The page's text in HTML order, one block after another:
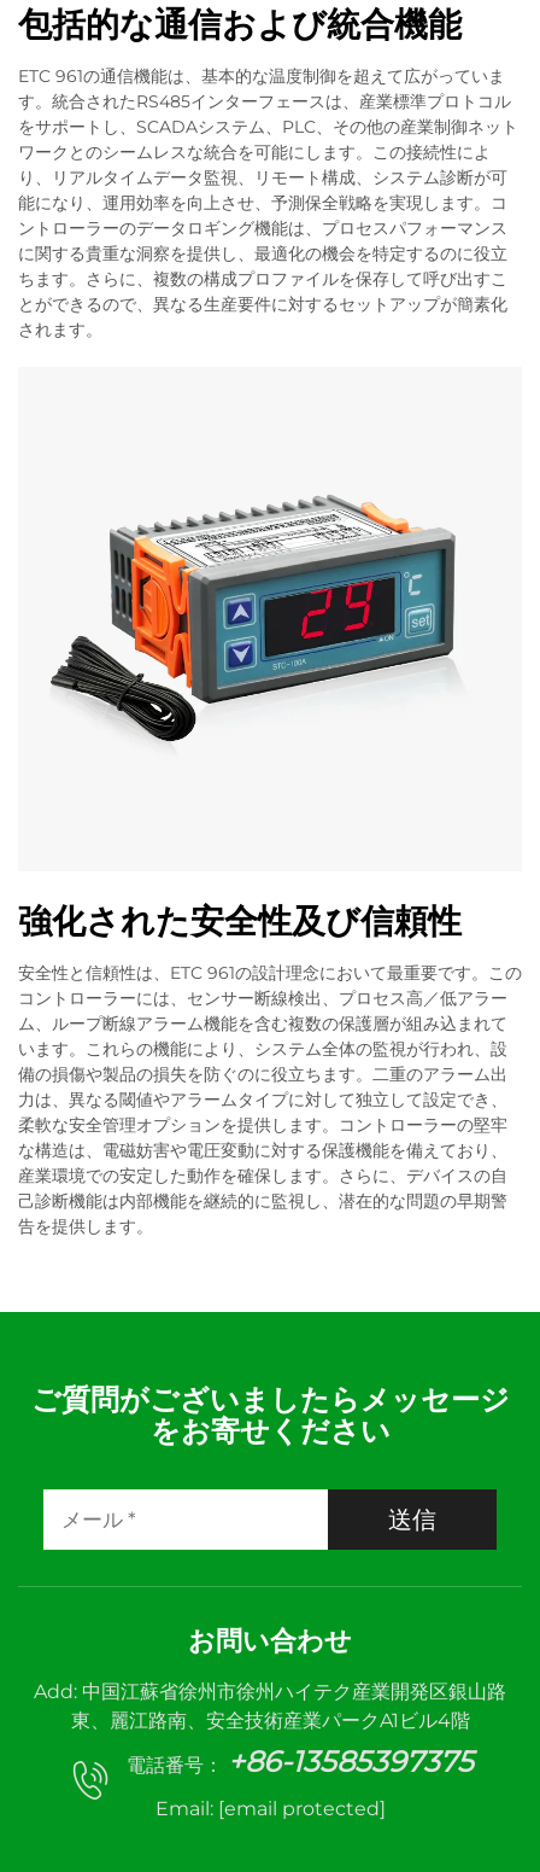
包括的な通信および統合機能
ETC 961の通信機能は、基本的な温度制御を超えて広がっていま
す。統合されたRS485インターフェースは、産業標準プロトコル
をサポートし、SCADAシステム、PLC、その他の産業制御ネット
ワークとのシームレスな統合を可能にします。この接続性によ
り、リアルタイムデータ監視、リモート構成、システム診断が可
能になり、運用効率を向上させ、予測保全戦略を実現します。コ
ントローラーのデータロギング機能は、プロセスパフォーマンス
に関する貴重な洞察を提供し、最適化の機会を特定するのに役立
ちます。さらに、複数の構成プロファイルを保存して呼び出すこ
とができるので、異なる生産要件に対するセットアップが簡素化
されます。
強化された安全性及び信頼性
安全性と信頼性は、ETC 961の設計理念において最重要です。この
コントローラーには、センサー断線検出、プロセス高／低アラー
ム、ループ断線アラーム機能を含む複数の保護層が組み込まれて
います。これらの機能により、システム全体の監視が行われ、設
備の損傷や製品の損失を防ぐのに役立ちます。二重のアラーム出
力は、異なる閾値やアラームタイプに対して独立して設定でき、
柔軟な安全管理オプションを提供します。コントローラーの堅牢
な構造は、電磁妨害や電圧変動に対する保護機能を備えており、
産業環境での安定した動作を確保します。さらに、デバイスの自
己診断機能は内部機能を継続的に監視し、潜在的な問題の早期警
告を提供します。
ご質問がございましたらメッセージ
をお寄せください
送信
お問い合わせ
Add: 中国江蘇省徐州市徐州ハイテク産業開発区銀山路
東、麗江路南、安全技術産業パークA1ビル4階
電話番号：
+86-13585397375
Email: [email protected]